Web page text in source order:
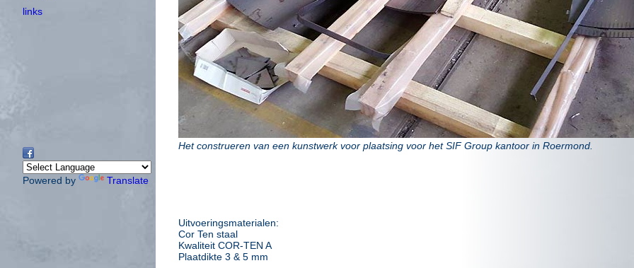
links
Powered by Translate
Het construeren van een kunstwerk voor plaatsing voor het SIF Group kantoor in Roermond.
Uitvoeringsmaterialen:
Cor Ten staal
Kwaliteit COR-TEN A
Plaatdikte 3 & 5 mm